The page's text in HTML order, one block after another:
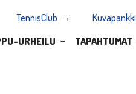
TennisClub Kuvapankki
URHEILU TAPAHTUMAT